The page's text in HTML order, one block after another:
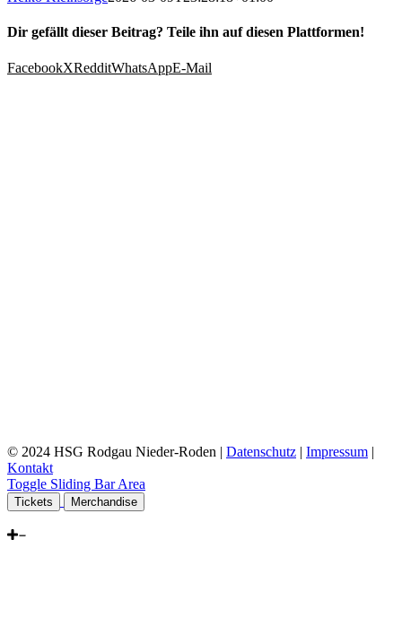
Dir gefällt dieser Beitrag? Teile ihn auf diesen Plattformen!
FacebookXRedditWhatsAppE-Mail
© 2024 HSG Rodgau Nieder-Roden | Datenschutz | Impressum |
Kontakt
Toggle Sliding Bar Area
Tickets Merchandise